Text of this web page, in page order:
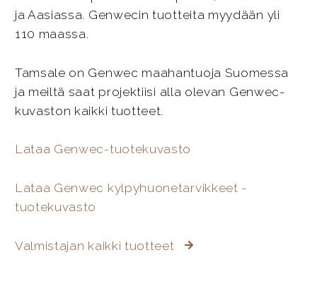
ja Aasiassa. Genwecin tuotteita myydään yli
110 maassa.
Tamsale on Genwec maahantuoja Suomessa
ja meiltä saat projektiisi alla olevan Genwec-
kuvaston kaikki tuotteet.
Lataa Genwec-tuotekuvasto
Lataa Genwec kylpyhuonetarvikkeet -
tuotekuvasto
Valmistajan kaikki tuotteet